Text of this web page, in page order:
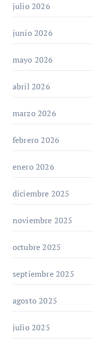
julio 2026
junio 2026
mayo 2026
abril 2026
marzo 2026
febrero 2026
enero 2026
diciembre 2025
noviembre 2025
octubre 2025
septiembre 2025
agosto 2025
julio 2025